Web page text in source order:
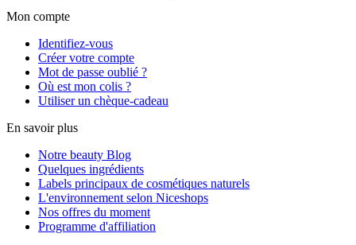
Mon compte
Identifiez-vous
Créer votre compte
Mot de passe oublié ?
Où est mon colis ?
Utiliser un chèque-cadeau
En savoir plus
Notre beauty Blog
Quelques ingrédients
Labels principaux de cosmétiques naturels
L'environnement selon Niceshops
Nos offres du moment
Programme d'affiliation